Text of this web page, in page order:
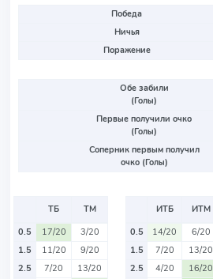
Победа
Ничья
Поражение
Обе забили
(Голы)
Первые получили очко
(Голы)
Соперник первым получил
очко (Голы)
ТБ
ТМ
0.5
17/20
3/20
1.5
11/20
9/20
2.5
7/20
13/20
ИТБ
ИТМ
0.5
14/20
6/20
1.5
7/20
13/20
2.5
4/20
16/20